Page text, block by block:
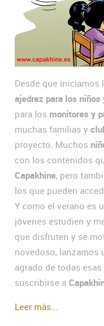
Desde que iniciamos
ajedrez para los niños
para los monitores y
muchas familias y
proyecto. Muchos
con los contenidos
Capakhine, pero
los que pueden
Y como el verano es
jóvenes estudien y
que disfruten y se
novedoso, lanzamos
agrado de todas
suscribirse a
Leer más...